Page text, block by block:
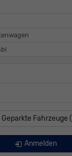
Geparkte Fahrzeuge (
Anmelden